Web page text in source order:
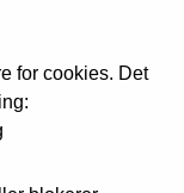
for cookies. Det